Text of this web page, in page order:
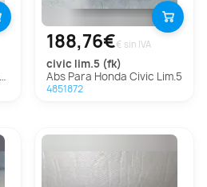
188,76€€ sin IVA
civic lim.5 (fk)
Abs Para Honda Civic Lim.5
4851872